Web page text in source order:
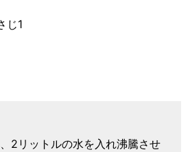
じ1
2リットルの水を入れ沸騰させ